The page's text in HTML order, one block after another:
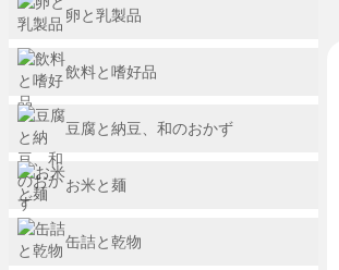
卵と乳製品
飲料と嗜好品
豆腐と納豆、和のおかず
お米と麺
缶詰と乾物